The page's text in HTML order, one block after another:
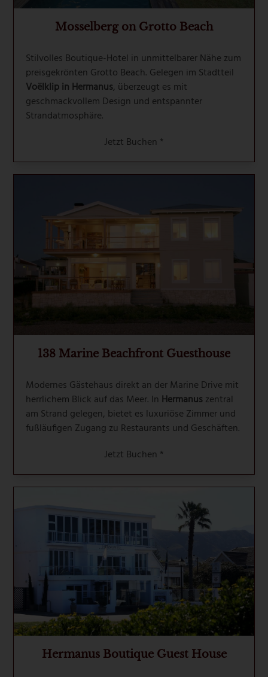
Mosselberg on Grotto Beach
Stilvolles Boutique-Hotel in unmittelbarer Nähe zum
preisgekrönten Grotto Beach. Gelegen im Stadtteil
Voëlklip in Hermanus, überzeugt es mit
geschmackvollem Design und entspannter
Strandatmosphäre.
Jetzt Buchen *
138 Marine Beachfront Guesthouse
Modernes Gästehaus direkt an der Marine Drive mit
herrlichem Blick auf das Meer. In Hermanus zentral
am Strand gelegen, bietet es luxuriöse Zimmer und
fußläufigen Zugang zu Restaurants und Geschäften.
Jetzt Buchen *
Hermanus Boutique Guest House